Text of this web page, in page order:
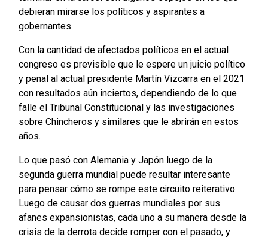
debieran mirarse los políticos y aspirantes a
gobernantes.
Con la cantidad de afectados políticos en el actual
congreso es previsible que le espere un juicio político
y penal al actual presidente Martín Vizcarra en el 2021
con resultados aún inciertos, dependiendo de lo que
falle el Tribunal Constitucional y las investigaciones
sobre Chincheros y similares que le abrirán en estos
años.
Lo que pasó con Alemania y Japón luego de la
segunda guerra mundial puede resultar interesante
para pensar cómo se rompe este circuito reiterativo.
Luego de causar dos guerras mundiales por sus
afanes expansionistas, cada uno a su manera desde la
crisis de la derrota decide romper con el pasado, y